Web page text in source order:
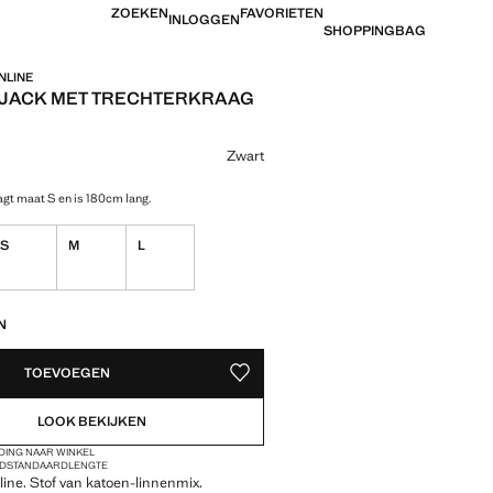
ZOEKENINLOGGENFAVORIETEN
SHOPPINGBAG
MET TRECHTERKRAAG
69,99 ]
Zwart
maat S en is 180cm lang.
S M L
TOEVOEGEN OPSLAAN ALS FAVORIET
LOOK BEKIJKEN
NAAR WINKEL
STANDAARDLENGTE
Stof van katoen-linnenmix.